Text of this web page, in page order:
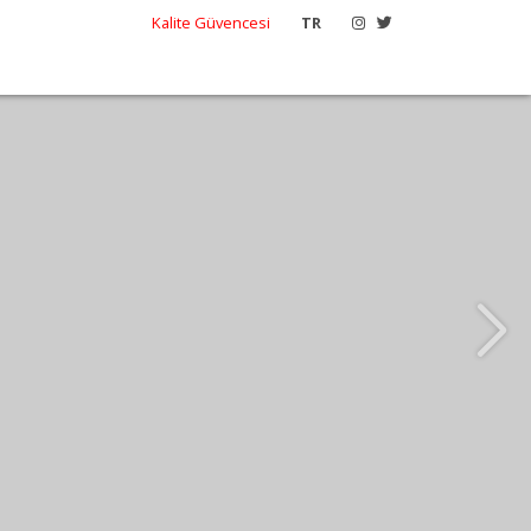
TR
Kalite Güvencesi